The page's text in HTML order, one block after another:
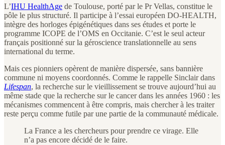
L’IHU HealthAge de Toulouse, porté par le Pr Vellas, constitue le
pôle le plus structuré. Il participe à l’essai européen DO-HEALTH,
intègre des horloges épigénétiques dans ses études et porte le
programme ICOPE de l’OMS en Occitanie. C’est le seul acteur
français positionné sur la géroscience translationnelle au sens
international du terme.
Mais ces pionniers opèrent de manière dispersée, sans bannière
commune ni moyens coordonnés. Comme le rappelle Sinclair dans
Lifespan, la recherche sur le vieillissement se trouve aujourd’hui au
même stade que la recherche sur le cancer dans les années 1960 : les
mécanismes commencent à être compris, mais chercher à les traiter
reste perçu comme futile par une partie de la communauté médicale.
La France a les chercheurs pour prendre ce virage. Elle
n’a pas encore décidé de le faire.